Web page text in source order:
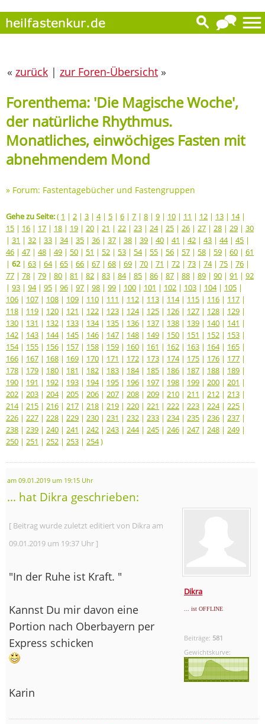
« zurück | zur Foren-Übersicht »
Forenthema: 'Die Magische Woche',
der natürliche Rhythmus.
Monatliches, einwöchiges Fasten mit
abnehmendem Mond
» Forum: Fastentagebücher und Fastengruppen
Gehe zu Seite:( 1 | 2 | 3 | 4| 5 | 6 | 7 | 8 | 9 | 10 | 11 | 12 | 13 | 14|
15 | 16 | 17 | 18 | 19 | 20 | 21 | 22 | 23 | 24| 25 | 26 | 27 | 28 | 29 | 30
| 31 | 32 | 33 | 34| 35 | 36 | 37 | 38 | 39 | 40 | 41 | 42 | 43 | 44| 45 |
46 | 47 | 48 | 49 | 50 | 51 | 52 | 53 | 54| 55 | 56 | 57 | 58 | 59 | 60 | 61
| 62| 63 | 64| 65 | 66 | 67 | 68 | 69 | 70 | 71 | 72 | 73 | 74| 75 | 76 |
77 | 78 | 79 | 80 | 81 | 82 | 83 | 84| 85 | 86 | 87 | 88 | 89 | 90 | 91 | 92
| 93 | 94| 95 | 96 | 97 | 98 | 99 | 100 | 101 | 102 | 103 | 104| 105 |
106 | 107 | 108 | 109 | 110 | 111 | 112 | 113 | 114| 115 | 116 | 117 |
118 | 119 | 120 | 121 | 122 | 123 | 124| 125 | 126 | 127 | 128 | 129 |
130 | 131 | 132 | 133 | 134| 135 | 136 | 137 | 138 | 139 | 140 | 141 |
142 | 143 | 144| 145 | 146 | 147 | 148 | 149 | 150 | 151 | 152 | 153 |
154| 155 | 156 | 157 | 158 | 159 | 160 | 161 | 162 | 163 | 164| 165 |
166 | 167 | 168 | 169 | 170 | 171 | 172 | 173 | 174| 175 | 176 | 177 |
178 | 179 | 180 | 181 | 182 | 183 | 184| 185 | 186 | 187 | 188 | 189 |
190 | 191 | 192 | 193 | 194| 195 | 196 | 197 | 198 | 199 | 200 | 201 |
202 | 203 | 204| 205 | 206 | 207 | 208 | 209 | 210 | 211 | 212 | 213 |
214| 215 | 216 | 217 | 218 | 219 | 220 | 221 | 222 | 223 | 224| 225 |
226 | 227 | 228 | 229 | 230 | 231 | 232 | 233 | 234| 235 | 236 | 237 |
238 | 239 | 240 | 241 | 242 | 243 | 244| 245 | 246 | 247 | 248 | 249 |
250 | 251 | 252 | 253 | 254)
am 09.01.2019 um 19:15 Uhr
... hat Dikra geschrieben:
Dikra
... ist OFFLINE
Beiträge: 581
Gewichtskurve:
[ Beitrag wurde zuletzt editiert von Dikra am
09.01.2019 um 19:37 Uhr ]
"In der Ruhe ist Kraft. "
Kannst Du mir davon eine
Portion nach Oberbayern per
Express schicken
Karin